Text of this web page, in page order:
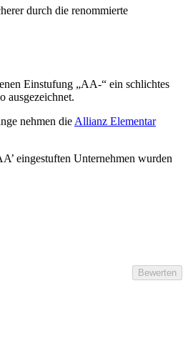
durch die renommierte
Einstufung „AA-“ ein schlichtes
ausgezeichnet.
nehmen die Allianz Elementar
eingestuften Unternehmen wurden